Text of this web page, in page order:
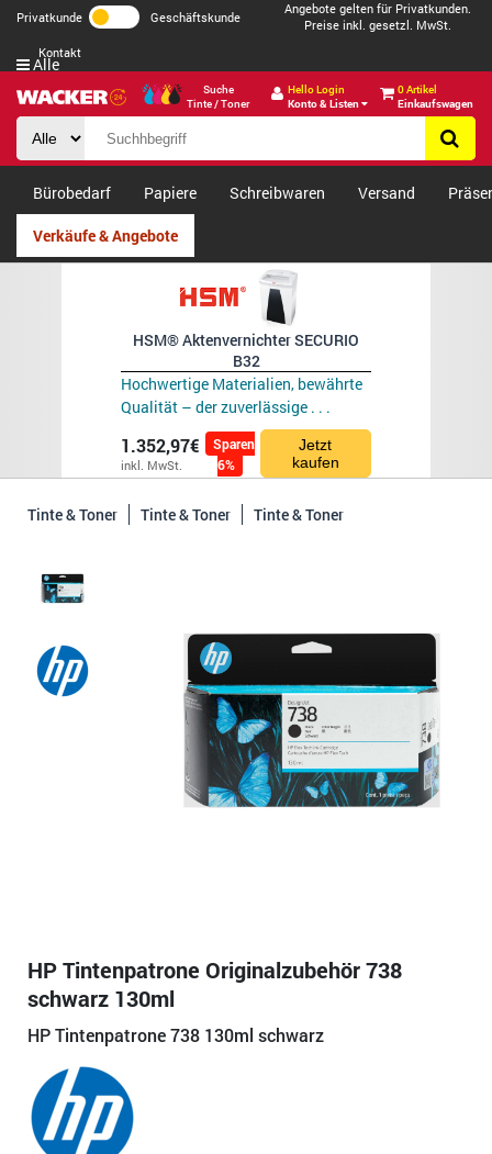
Privatkunde Geschäftskunde
Angebote gelten für Privatkunden.
Preise inkl. gesetzl. MwSt.
Kontakt
Suche
Tinte / Toner
Hello Login
Konto & Listen
0 Artikel
Einkaufswagen
Alle
Bürobedarf Papiere Schreibwaren Versand
Verkäufe & Angebote
HSM® Aktenvernichter SECURIO
B32
Hochwertige Materialien, bewährte
Qualität – der zuverlässige . . .
1.352,97€
inkl. MwSt.
Sparen
6%
Jetzt
kaufen
Tinte & Toner Tinte & Toner Tinte & Toner
HP Tintenpatrone Originalzubehör 738
schwarz 130ml
HP Tintenpatrone 738 130ml schwarz